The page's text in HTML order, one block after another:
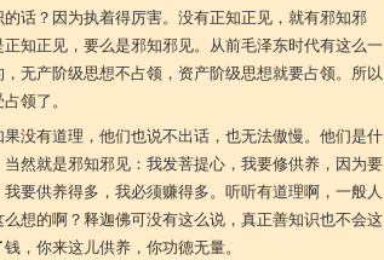
话？因为执着得厉害。没有正知正见，就有邪知邪
知正见，要么是邪知邪见。从前毛泽东时代有这么一
无产阶级思想不占领，资产阶级思想就要占领。所以
领了。
没有道理，他们也说不出话，也无法傲慢。他们是什
然就是邪知邪见：我发菩提心，我要修供养，因为要
要供养得多，我必须赚得多。听听有道理啊，一般人
想的啊？释迦佛可没有这么说，真正善知识也不会这
，你来这儿供养，你功德无量。